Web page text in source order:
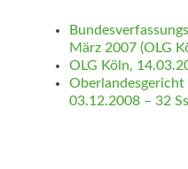
März 2007 (OLG
OLG Köln,
Oberlandesgericht
03.12.2008 – 32